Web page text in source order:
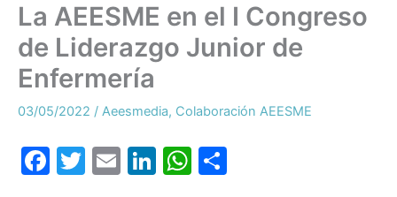
La AEESME en el I Congreso
de Liderazgo Junior de
Enfermería
03/05/2022 / Aeesmedia, Colaboración AEESME
F
T
E
Li W